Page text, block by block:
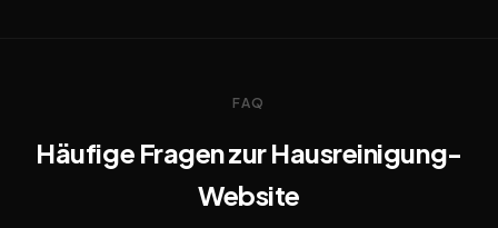
FAQ
Häufige Fragen zur Hausreinigung-
Website